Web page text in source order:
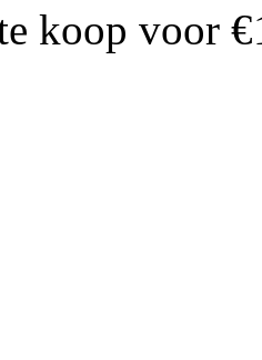
koop voor